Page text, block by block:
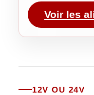
Voir les
12V OU 24V